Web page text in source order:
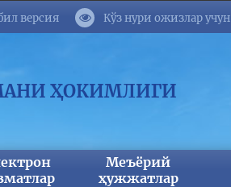
версия Кўз нури ожизлар учун
ҲОКИМЛИГИ
Меъёрий
ҳужжатлар